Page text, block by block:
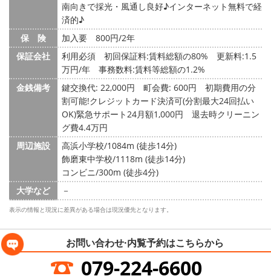
南向きで採光・風通し良好♪インターネット無料で経
済的♪
保 険
加入要 800円/2年
保証会社
利用必須 初回保証料:賃料総額の80% 更新料:1.5
万円/年 事務数料:賃料等総額の1.2%
金銭備考
鍵交換代: 22,000円 町会費: 600円
初期費用の分
割可能!クレジットカード決済可(分割最大24回払い
OK)緊急サポート24月額1,000円 退去時クリーニン
グ費4.4万円
周辺施設
高浜小学校/1084m (徒歩14分)
飾磨東中学校/1118m (徒歩14分)
コンビニ/300m (徒歩4分)
大学など
－
表示の情報と現況に差異がある場合は現況優先となります。
お問い合わせ·内覧予約はこちらから
079-224-6600